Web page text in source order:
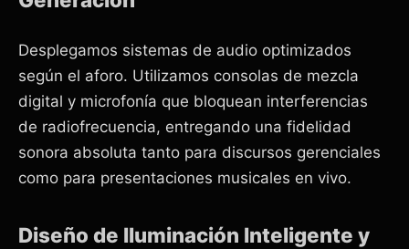
Desplegamos sistemas de audio optimizados
según el aforo. Utilizamos consolas de mezcla
digital y microfonía que bloquean interferencias
de radiofrecuencia, entregando una fidelidad
sonora absoluta tanto para discursos gerenciales
como para presentaciones musicales en vivo.
Diseño de Iluminación Inteligente y